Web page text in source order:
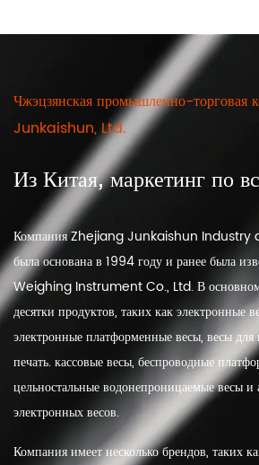
Чжэцзянская промышленно-торговая
Junkaishun, Ltd.
Из Китая, маркетинг по
Компания Zhejiang Junkaishun Industry
была основана в 1994 году и ранее была
Weighing Instrument Co., Ltd. В основном
десятки продуктов, таких как электронные
электронные платформенные весы, весы для
печать. кассовые весы, беспроводные
цельностальные водонепроницаемые весы и
электронных весов.
Компания имеет несколько брендов, таких